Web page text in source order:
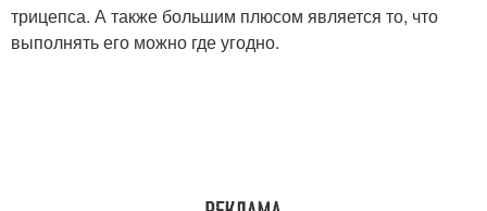
трицепса. А также большим плюсом является то, что
выполнять его можно где угодно.